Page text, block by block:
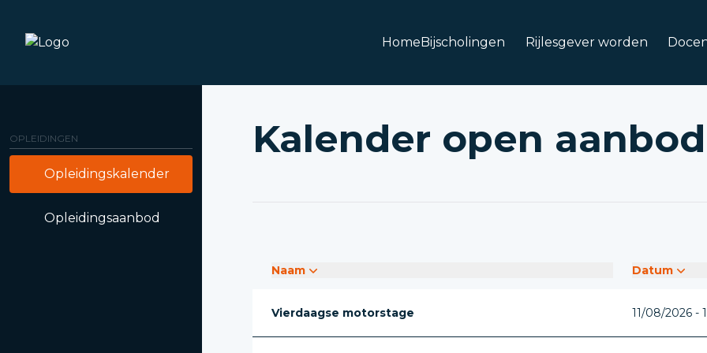
HomeBijscholingen Rijlesgever worden
OPLEIDINGEN
Opleidingskalender
Opleidingsaanbod
Kalender open aanbod
Naam Datum
Vierdaagse motorstage 11/08/2026 -